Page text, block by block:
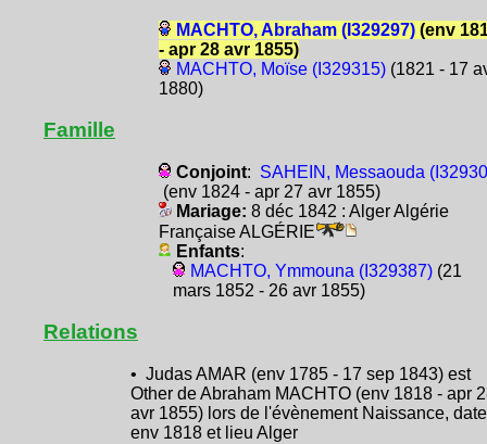
MACHTO, Abraham (I329297)(env
- apr 28 avr 1855)
MACHTO, Moïse (I329315)(1821 - 17
1880)
Famille
Conjoint: SAHEIN, Messaouda
(env 1824 - apr 27 avr 1855)
Mariage: 8 déc 1842 : Alger Algérie
Française ALGÉRIE
Enfants:
MACHTO, Ymmouna (I329387)(21
mars 1852 - 26 avr 1855)
Relations
• Judas AMAR (env 1785 - 17 sep 1843) est
Other de Abraham MACHTO (env 1818 - apr
avr 1855) lors de l'évènement Naissance, date
env 1818 et lieu Alger